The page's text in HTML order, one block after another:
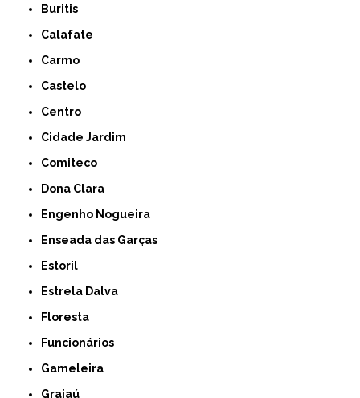
Buritis
Calafate
Carmo
Castelo
Centro
Cidade Jardim
Comiteco
Dona Clara
Engenho Nogueira
Enseada das Garças
Estoril
Estrela Dalva
Floresta
Funcionários
Gameleira
Grajaú